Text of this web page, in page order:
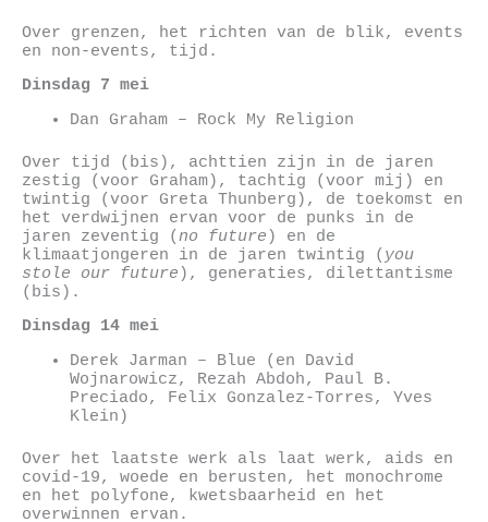
Over grenzen, het richten van de blik, events
en non-events, tijd.
Dinsdag 7 mei
Dan Graham – Rock My Religion
Over tijd (bis), achttien zijn in de jaren
zestig (voor Graham), tachtig (voor mij) en
twintig (voor Greta Thunberg), de toekomst en
het verdwijnen ervan voor de punks in de
jaren zeventig (no future ) en de
klimaatjongeren in de jaren twintig ( you
stole our future ), generaties, dilettantisme
(bis).
Dinsdag 14 mei
Derek Jarman – Blue (en David
Wojnarowicz, Rezah Abdoh, Paul B.
Preciado, Felix Gonzalez-Torres, Yves
Klein)
Over het laatste werk als laat werk, aids en
covid-19, woede en berusten, het monochrome
en het polyfone, kwetsbaarheid en het
overwinnen ervan.